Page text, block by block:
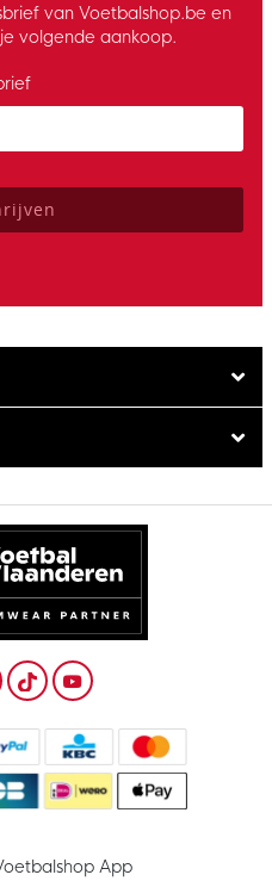
van Voetbalshop.be en
volgende aankoop.
privacy policy to subscribe to
App